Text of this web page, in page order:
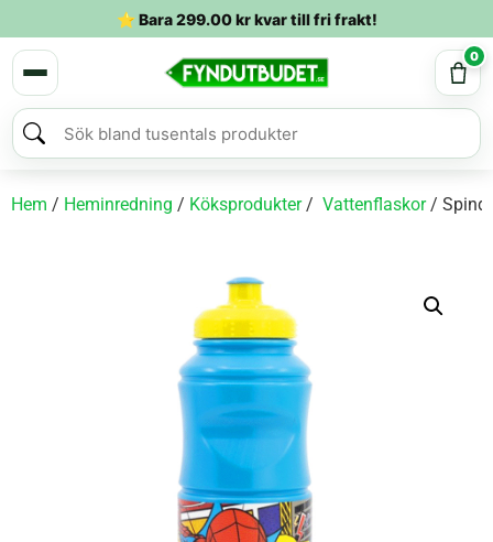
⭐ Bara299.00krkvar till fri frakt!
0
Hem / Heminredning / Köksprodukter/ Vattenflaskor/